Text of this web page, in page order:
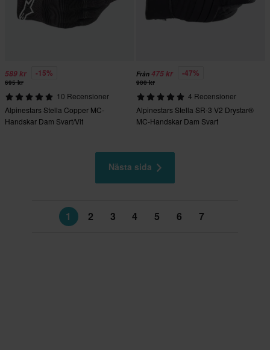
589 kr -15%
695 kr
10 Recensioner
Alpinestars Stella Copper MC-
Handskar Dam Svart/Vit
Från 475 kr -47%
900 kr
4 Recensioner
Alpinestars Stella SR-3 V2 Drystar®
MC-Handskar Dam Svart
Nästa sida
1 2 3 4 5 6 7